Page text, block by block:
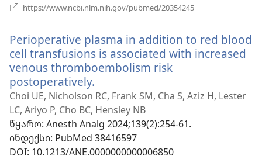
https://www.ncbi.nlm.nih.gov/pubmed/20354245
Perioperative plasma in addition to red blood
cell transfusions is associated with increased
venous thromboembolism risk
postoperatively.
ახალი
ფანჯარა)
Choi UE, Nicholson RC, Frank SM, Cha S, Aziz H, Lester
LC, Ariyo P, Cho BC, Hensley NB
წყარო‎: Anesth Analg 2024;139(2):254-61.
ინდექსი‎: PubMed 38416597
DOI‎: 10.1213/ANE.0000000000006850